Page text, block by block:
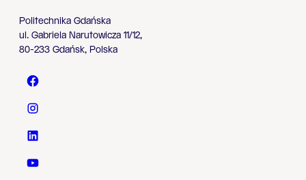
Politechnika Gdańska
ul. Gabriela Narutowicza 11/12,
80-233 Gdańsk, Polska
Politechnika Gdańska - Facebook
Politechnika Gdańska - Instagram
Politechnika Gdańska - LinkedIn
Politechnika Gdańska - YouTube